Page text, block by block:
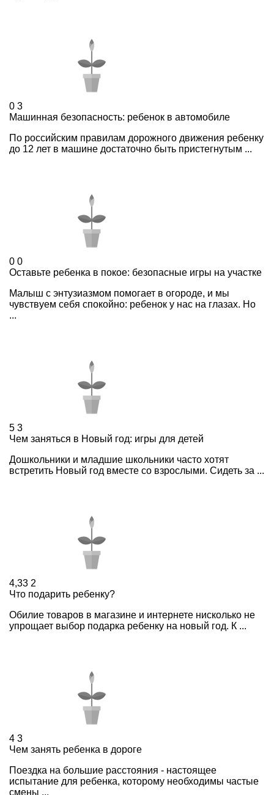
0 3
Машинная безопасность: ребенок в автомобиле
По российским правилам дорожного движения ребенку
до 12 лет в машине достаточно быть пристегнутым ...
0 0
Оставьте ребенка в покое: безопасные игры на участке
Малыш с энтузиазмом помогает в огороде, и мы
чувствуем себя спокойно: ребенок у нас на глазах. Но
...
5 3
Чем заняться в Новый год: игры для детей
Дошкольники и младшие школьники часто хотят
встретить Новый год вместе со взрослыми. Сидеть за ...
4,33 2
Что подарить ребенку?
Обилие товаров в магазине и интернете нисколько не
упрощает выбор подарка ребенку на новый год. К ...
4 3
Чем занять ребенка в дороге
Поездка на большие расстояния - настоящее
испытание для ребенка, которому необходимы частые
смены ...